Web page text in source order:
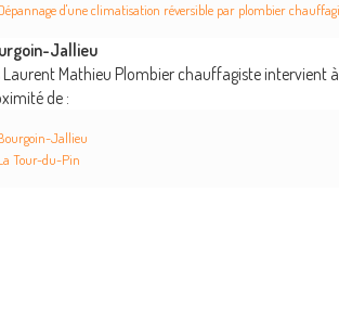
d'une climatisation réversible par plombier
Jallieu
Laurent Mathieu Plombier chauffagiste intervient à
de :
Jallieu
Tour-du-Pin